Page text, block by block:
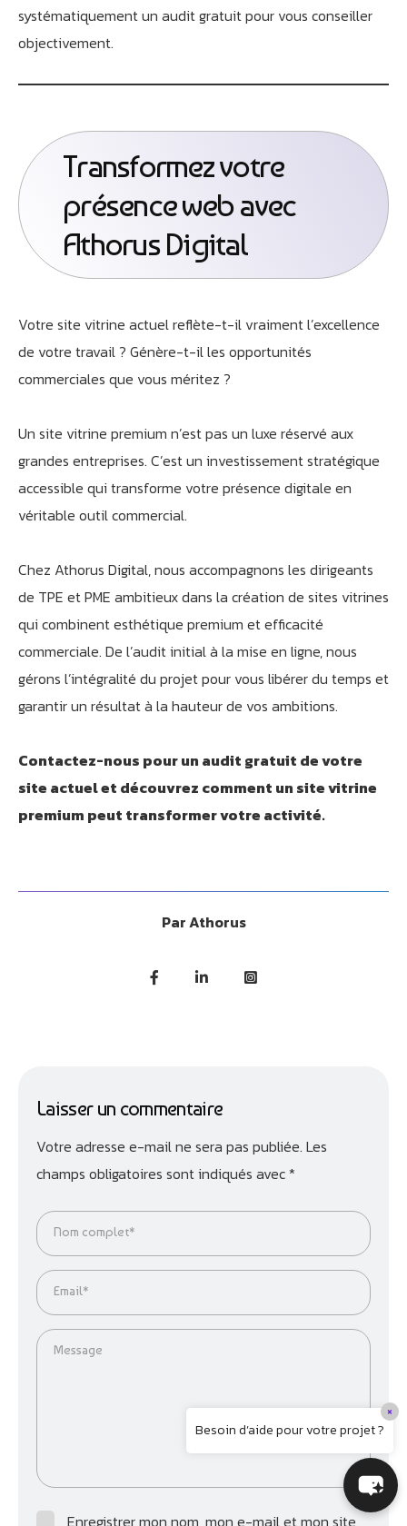
systématiquement un audit gratuit pour vous conseiller
objectivement.
Transformez votre
présence web avec
Athorus Digital
Votre site vitrine actuel reflète-t-il vraiment l’excellence
de votre travail ? Génère-t-il les opportunités
commerciales que vous méritez ?
Un site vitrine premium n’est pas un luxe réservé aux
grandes entreprises. C’est un investissement stratégique
accessible qui transforme votre présence digitale en
véritable outil commercial.
Chez Athorus Digital, nous accompagnons les dirigeants
de TPE et PME ambitieux dans la création de sites vitrines
qui combinent esthétique premium et efficacité
commerciale. De l’audit initial à la mise en ligne, nous
gérons l’intégralité du projet pour vous libérer du temps et
garantir un résultat à la hauteur de vos ambitions.
Contactez-nous pour un audit gratuit de votre
site actuel et découvrez comment un site vitrine
premium peut transformer votre activité.
ParAthorus
Laisser un commentaire
Votre adresse e-mail ne sera pas publiée. Les
champs obligatoires sont indiqués avec*
Nom complet*
Email*
Message
Enregistrer mon nom, mon e-mail et mon site
Besoin d’aide pour votre projet ?
×